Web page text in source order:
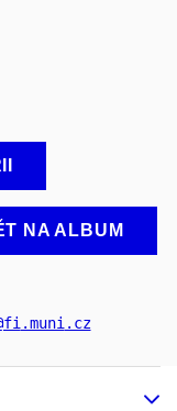
NA ALBUM
.muni .cz